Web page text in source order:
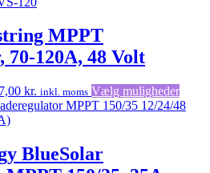
MPPT
70-120A, 48 Volt
kr. Prisinterval:
12.510,00 kr.
inkl. moms Vælg mulighederDette
vare
BlueSolar